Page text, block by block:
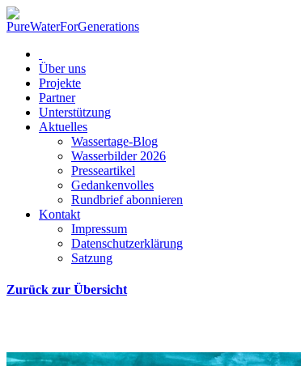
Über uns
Projekte
Partner
Unterstützung
Aktuelles
Wassertage-Blog
Wasserbilder 2026
Presseartikel
Gedankenvolles
Rundbrief abonnieren
Kontakt
Impressum
Datenschutzerklärung
Satzung
Zurück zur Übersicht